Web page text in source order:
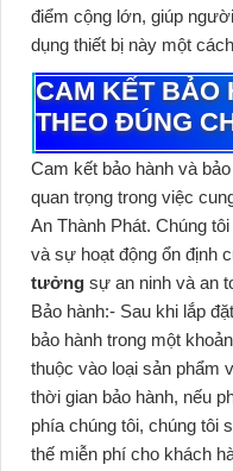
điểm cộng lớn, giúp
dụng thiết bị này một
CAM KẾT BẢO
THEO ĐÚNG
Cam kết bảo hành và
quan trọng trong việc
An Thành Phát. Chúng
và sự hoạt động ổn định
tưởng sự an ninh và an
Bảo hành:- Sau khi lắp
bảo hành trong một
thuộc vào loại sản phẩm
thời gian bảo hành, nếu
phía chúng tôi, chúng tôi
thế miễn phí cho khách